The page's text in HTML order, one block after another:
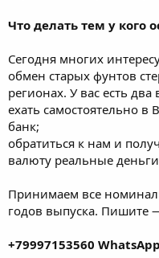
Что делать тем у кого
Сегодня многих
обмен старых фунтов
регионах. У вас есть два
ехать самостоятельно
банк;
обратиться к нам и
валюту реальные
Принимаем все
годов выпуска. Пишите
+79997153560